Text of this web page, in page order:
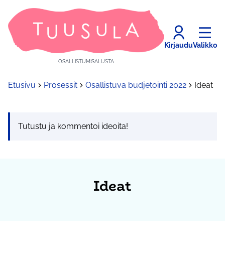
OSALLISTUMISALUSTA
KirjauduValikko
Etusivu Prosessit Osallistuva budjetointi 2022 Ideat
Tutustu ja kommentoi ideoita!
Ideat